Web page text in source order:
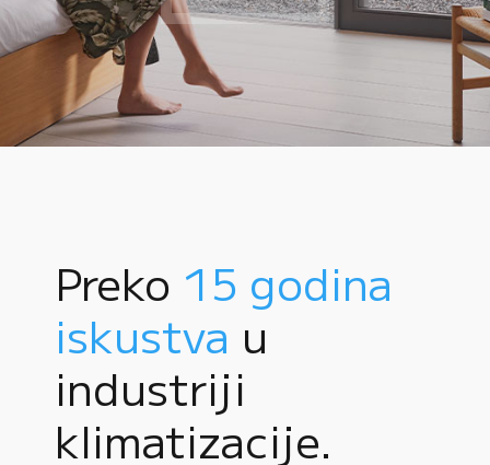
Preko 15 godina
iskustva u
industriji
klimatizacije.